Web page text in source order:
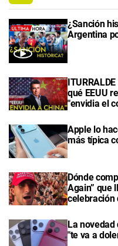
¿Sanción
Argentina
qué EEUU
"envidia el
Apple lo
más típica
Dónde
Again” que
celebración
La novedad
"te va a